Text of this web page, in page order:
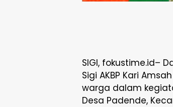
SIGI, fokustime.id–
Sigi AKBP Kari
warga dalam
Desa Padende,